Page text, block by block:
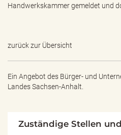
Handwerkskammer gemeldet und
zurück zur Übersicht
Ein Angebot des Bürger- und
Landes Sachsen-Anhalt.
Zuständige Stellen